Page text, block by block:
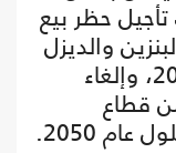
حظر بيع
والديزل
إلى عام 2035 بدلا من عام 2030، وإلغاء
قطاع